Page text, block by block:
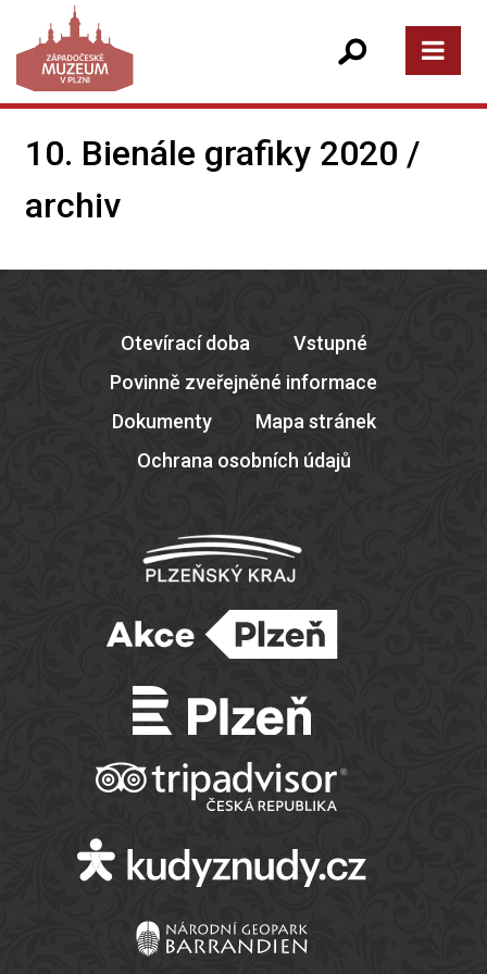
10. Bienále grafiky 2020 /
archiv
Otevírací doba
Vstupné
Povinně zveřejněné informace
Dokumenty
Mapa stránek
Ochrana osobních údajů